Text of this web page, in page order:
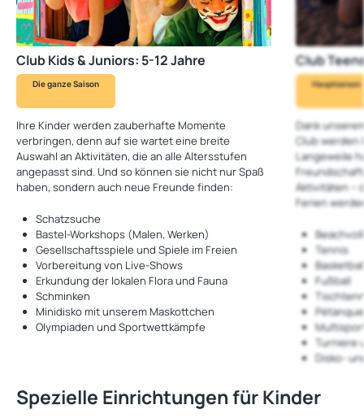
Club Kids & Juniors: 5-12 Jahre
Die ganze Saison
Ihre Kinder werden zauberhafte Momente
verbringen, denn auf sie wartet eine breite
Auswahl an Aktivitäten, die an alle Altersstufen
angepasst sind. Und so können sie nicht nur Spaß
haben, sondern auch neue Freunde finden:
Schatzsuche
Bastel-Workshops (Malen, Werken)
Gesellschaftsspiele und Spiele im Freien
Vorbereitung von Live-Shows
Erkundung der lokalen Flora und Fauna
Schminken
Minidisko mit unserem Maskottchen
Olympiaden und Sportwettkämpfe
Club
Hauptsaison
Dank
Club werden
Langeweile
Aktivitäten –
Ferien
Tennis
Fußball
Pétanque
Turniere
Disko-
Spezielle Einrichtungen für Kinder